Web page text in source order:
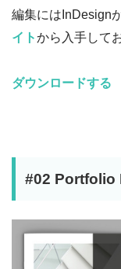
編集にはInDesign
イトから入手して
ダウンロードする
#02 Portfolio